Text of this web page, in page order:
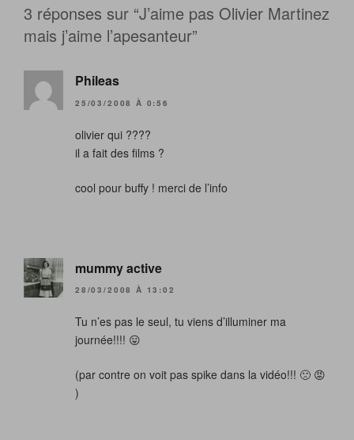
3 réponses sur “J’aime pas Olivier Martinez
mais j’aime l’apesanteur”
Phileas
25/03/2008 À 0:56
olivier qui ????
il a fait des films ?
cool pour buffy ! merci de l’info
mummy active
28/03/2008 À 13:02
Tu n’es pas le seul, tu viens d’illuminer ma
journée!!!! 😛
(par contre on voit pas spike dans la vidéo!!! 🙁 😡
)